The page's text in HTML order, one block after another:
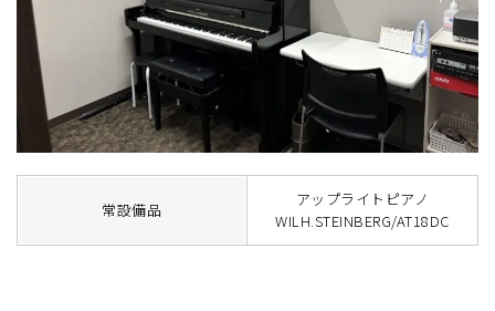
常設備品
アップライトピアノ
WILH.STEINBERG/AT18DC